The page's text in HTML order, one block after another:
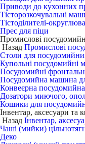
Приводи до кухонних
Тісторозкочувальні
Тістоділителі-
Прес для піци
Промислові
Назад Промислові
Столи для
Купольні посудомийні
Посудомийні
Посудомийна машина
Конвеєрна
Дозатори миючого,
Кошики для
Інвентар, аксесуари та
Назад Інвентар,
Чаші (мийки)
Деко